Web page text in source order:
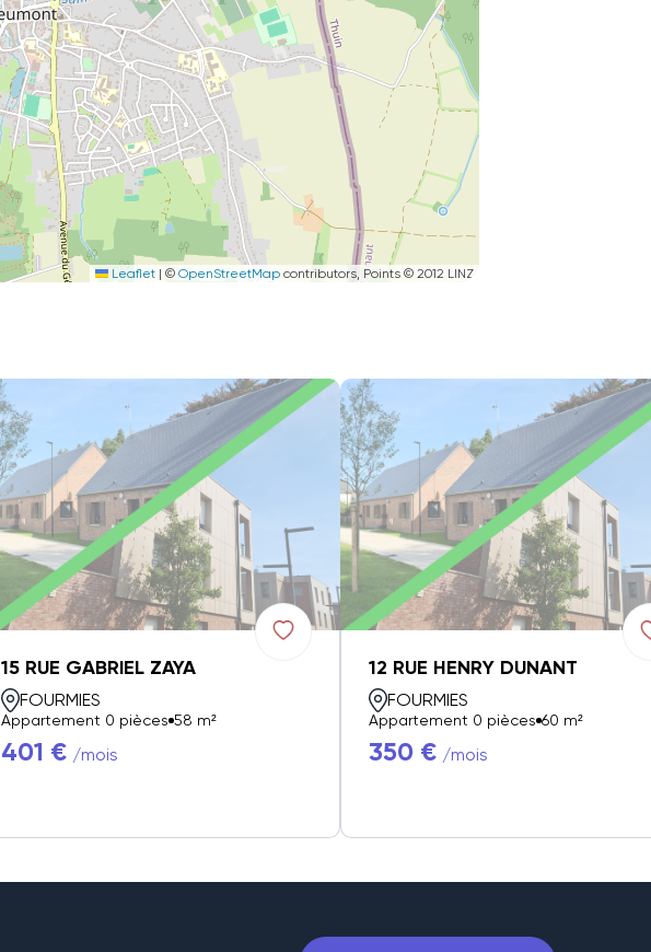
Leaflet | © OpenStreetMap contributors, Points © 2012 LINZ
15 RUE GABRIEL ZAYA
FOURMIES
Appartement 0 pièces 58 m²
401 € /mois
12 RUE HENRY DUNANT
FOURMIES
Appartement 0 pièces 60 m²
350 € /mois